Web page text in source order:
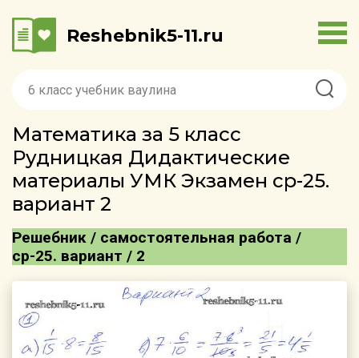
Reshebnik5-11.ru
Математика за 5 класс
Рудницкая Дидактические
материалы УМК Экзамен ср-25.
вариант 2
Решебник / самостоятельная работа /
ср-25. вариант / 2